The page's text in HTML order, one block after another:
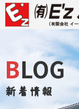
BLOG
新着情報